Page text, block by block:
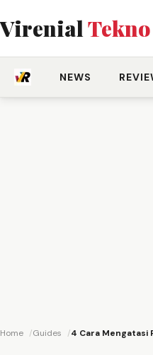
VirenialTekno
NEWS
Home Guides 4 Cara Mengatasi